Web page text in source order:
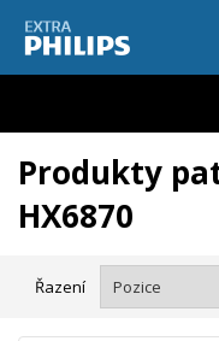
Vzhledem k aktuální situaci
Produkty
HX6870
Řazení